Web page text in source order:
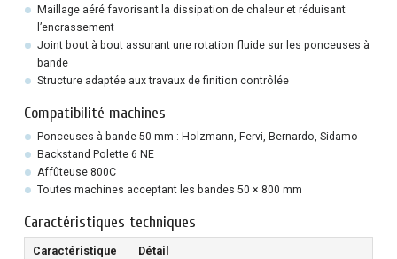
Maillage aéré favorisant la dissipation de chaleur et réduisant
l’encrassement
Joint bout à bout assurant une rotation fluide sur les ponceuses à
bande
Structure adaptée aux travaux de finition contrôlée
Compatibilité machines
Ponceuses à bande 50 mm : Holzmann, Fervi, Bernardo, Sidamo
Backstand Polette 6 NE
Affûteuse 800C
Toutes machines acceptant les bandes 50 × 800 mm
Caractéristiques techniques
Caractéristique Détail